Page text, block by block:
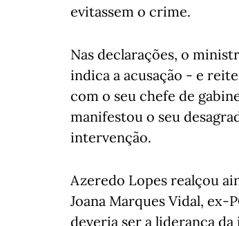
evitassem o crime.
Nas declarações, o
indica a acusação - e
com o seu chefe de
manifestou o seu
intervenção.
Azeredo Lopes realçou
Joana Marques Vidal,
deveria ser a liderança